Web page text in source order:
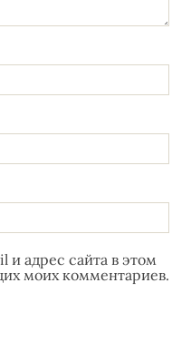
и адрес сайта в этом
моих комментариев.